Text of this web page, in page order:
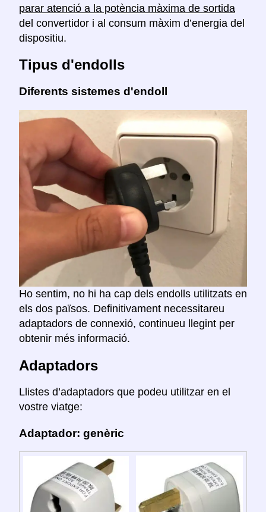
parar atenció a la potència màxima de sortida
del convertidor i al consum màxim d’energia del
dispositiu.
Tipus d'endolls
Diferents sistemes d'endoll
Ho sentim, no hi ha cap dels endolls utilitzats en
els dos països. Definitivament necessitareu
adaptadors de connexió, continueu llegint per
obtenir més informació.
Adaptadors
Llistes d’adaptadors que podeu utilitzar en el
vostre viatge:
Adaptador: genèric